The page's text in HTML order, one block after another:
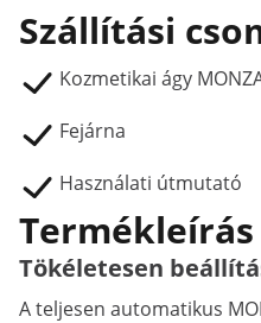
Szállítási
Kozmetikai ágy
Fejárna
Használati útmutató
Termékleírás
Tökéletesen
A teljesen automatikus